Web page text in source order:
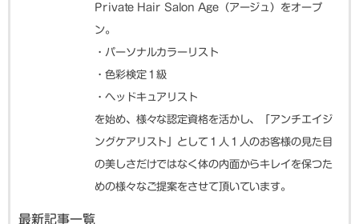
Private Hair Salon Age（アージュ）をオープ
ン。
・パーソナルカラーリスト
・色彩検定１級
・ヘッドキュアリスト
を始め、様々な認定資格を活かし、「アンチエイジ
ングケアリスト」として１人１人のお客様の見た目
の美しさだけではなく体の内面からキレイを保つた
めの様々なご提案をさせて頂いています。
最新記事一覧